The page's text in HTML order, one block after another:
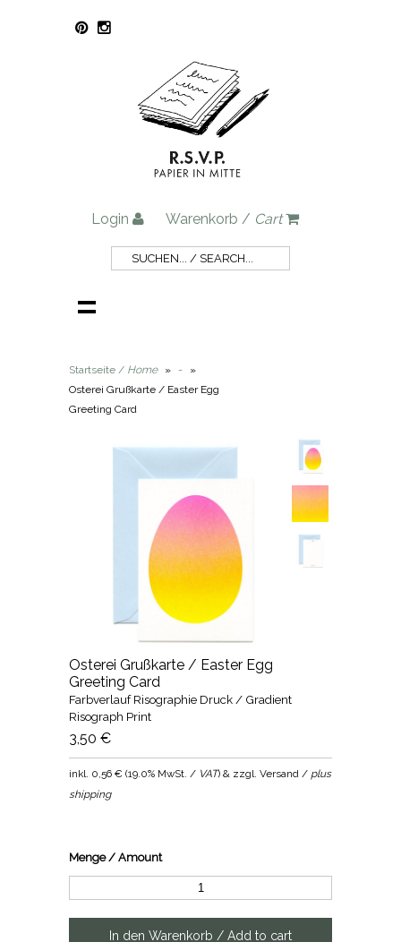
Login Warenkorb / Cart
Startseite / Home » -
»
Osterei Grußkarte / Easter Egg
Greeting Card
Osterei Grußkarte / Easter Egg
Greeting Card
Farbverlauf Risographie Druck / Gradient
Risograph Print
3,50 €
inkl. 0,56 € (19.0% MwSt. / VAT) & zzgl. Versand / plus
shipping
Menge / Amount